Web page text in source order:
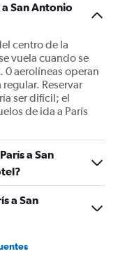
San Antonio
centro de la
vuela cuando se
0 aerolíneas operan
Reservar
ser difícil; el
de ida a París
a San
a San